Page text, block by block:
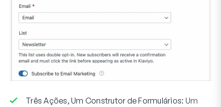
Três Ações, Um Construtor de Formulários: Um